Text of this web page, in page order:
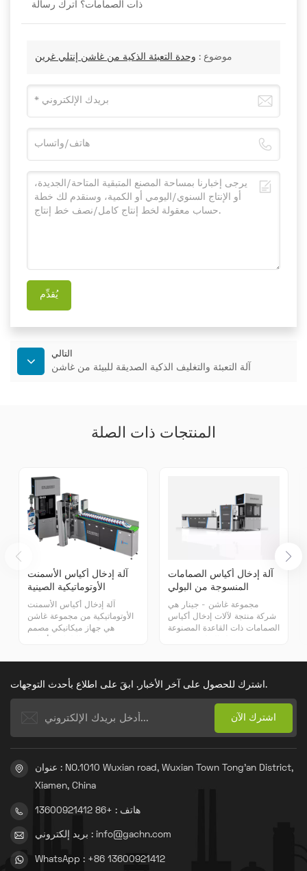
ذات الصمامات؟ اترك رسالة
موضوع : وحدة التعبئة الذكية من غاشن إنتلي غرين
يُقدِّم
التالي
آلة التعبئة والتغليف الذكية الصديقة للبيئة من غاشن
المنتجات ذات الصلة
آلة إدخال أكياس الأسمنت
الأوتوماتيكية الصينية
آلة إدخال أكياس الأسمنت
الأوتوماتيكية من مجموعة غاشن
هي جهاز ميكانيكي مصمم
على تقنية أتمتة متقدمة
للمساعدة في إتمام عملية
آلة إدخال أكياس الصمامات
المنسوجة من البولي
بروبيلين
مجموعة غاشن - جينار هي
شركة منتجة لآلات إدخال أكياس
الصمامات ذات القاعدة المصنوعة
اشترك للحصول على آخر الأخبار. ابقَ على اطلاع بأحدث التوجهات.
عنوان : NO.1010 Wuxian road, Wuxian Town Tong'an District,
Xiamen, China
هاتف : +86 13600921412
بريد إلكتروني : info@gachn.com
WhatsApp : +86 13600921412